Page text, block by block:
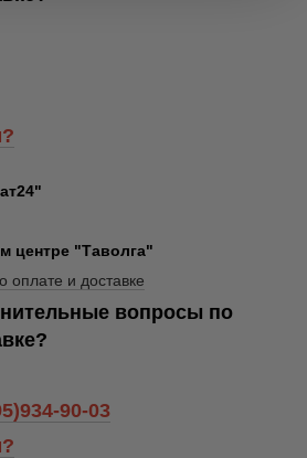
центре "Таволга"
и доставке
вопросы по
90-03